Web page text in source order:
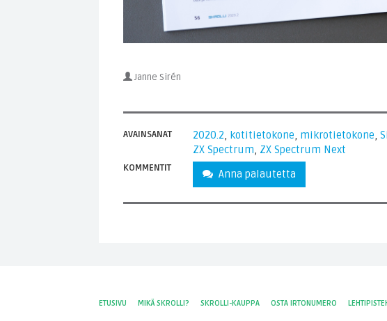
Janne Sirén
AVAINSANAT 2020.2, kotitietokone, mikrotietokone,
ZX Spectrum, ZX Spectrum Next
KOMMENTIT Anna palautetta
ETUSIVU MIKÄ SKROLLI? SKROLLI-KAUPPA OSTA IRTONUMERO